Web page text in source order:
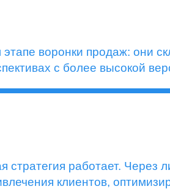
воронки продаж: они
с более высокой
стратегия работает.
клиентов,